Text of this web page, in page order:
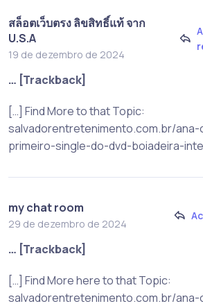
สล็อตเว็บตรง ลิขสิทธิ์แท้ จาก
U.S.A
19 de dezembro de 2024
… [Trackback]
[…] Find More to that Topic:
salvadorentretenimento.com.br/
primeiro-single-do-dvd-boiadeira-
my chat room
29 de dezembro de 2024
… [Trackback]
[…] Find More here to that Topic:
salvadorentretenimento.com.br/